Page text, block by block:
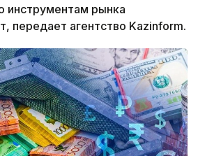
инструментам рынка
передает агентство Kazinform.